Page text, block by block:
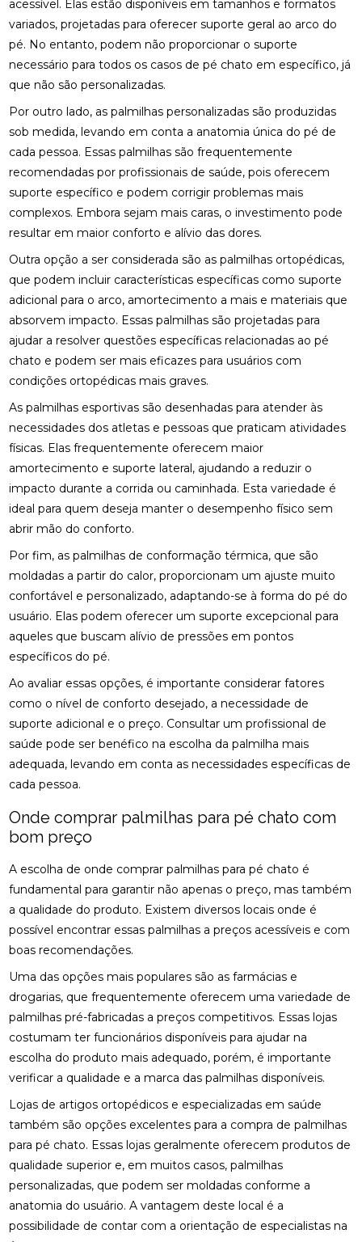
acessível. Elas estão disponíveis em tamanhos e formatos
variados, projetadas para oferecer suporte geral ao arco do
pé. No entanto, podem não proporcionar o suporte
necessário para todos os casos de pé chato em específico, já
que não são personalizadas.
Por outro lado, as palmilhas personalizadas são produzidas
sob medida, levando em conta a anatomia única do pé de
cada pessoa. Essas palmilhas são frequentemente
recomendadas por profissionais de saúde, pois oferecem
suporte específico e podem corrigir problemas mais
complexos. Embora sejam mais caras, o investimento pode
resultar em maior conforto e alívio das dores.
Outra opção a ser considerada são as palmilhas ortopédicas,
que podem incluir características específicas como suporte
adicional para o arco, amortecimento a mais e materiais que
absorvem impacto. Essas palmilhas são projetadas para
ajudar a resolver questões específicas relacionadas ao pé
chato e podem ser mais eficazes para usuários com
condições ortopédicas mais graves.
As palmilhas esportivas são desenhadas para atender às
necessidades dos atletas e pessoas que praticam atividades
físicas. Elas frequentemente oferecem maior
amortecimento e suporte lateral, ajudando a reduzir o
impacto durante a corrida ou caminhada. Esta variedade é
ideal para quem deseja manter o desempenho físico sem
abrir mão do conforto.
Por fim, as palmilhas de conformação térmica, que são
moldadas a partir do calor, proporcionam um ajuste muito
confortável e personalizado, adaptando-se à forma do pé do
usuário. Elas podem oferecer um suporte excepcional para
aqueles que buscam alívio de pressões em pontos
específicos do pé.
Ao avaliar essas opções, é importante considerar fatores
como o nível de conforto desejado, a necessidade de
suporte adicional e o preço. Consultar um profissional de
saúde pode ser benéfico na escolha da palmilha mais
adequada, levando em conta as necessidades específicas de
cada pessoa.
Onde comprar palmilhas para pé chato com
bom preço
A escolha de onde comprar palmilhas para pé chato é
fundamental para garantir não apenas o preço, mas também
a qualidade do produto. Existem diversos locais onde é
possível encontrar essas palmilhas a preços acessíveis e com
boas recomendações.
Uma das opções mais populares são as farmácias e
drogarias, que frequentemente oferecem uma variedade de
palmilhas pré-fabricadas a preços competitivos. Essas lojas
costumam ter funcionários disponíveis para ajudar na
escolha do produto mais adequado, porém, é importante
verificar a qualidade e a marca das palmilhas disponíveis.
Lojas de artigos ortopédicos e especializadas em saúde
também são opções excelentes para a compra de palmilhas
para pé chato. Essas lojas geralmente oferecem produtos de
qualidade superior e, em muitos casos, palmilhas
personalizadas, que podem ser moldadas conforme a
anatomia do usuário. A vantagem deste local é a
possibilidade de contar com a orientação de especialistas na
SOBRE O TEMA
COMO A ACUPUNTURA PODE ALIVIAR A
ENXAQUECA DE FORMA EFICAZ
ENXAQUECA E MELHORAR SUA QUALIDADE DE
VIDA
COMO A ACUPUNTURA PODE ALIVIAR A
ENXAQUECA NATURALMENTE
COMO A CONSULTA COM UM ACUPUNTURISTA
PODE TRANSFORMAR SUA SAÚDE
COMO A FISIOTERAPIA PODE AJUDAR NA
REABILITAÇÃO DO LABIRINTO
COMO A FISIOTERAPIA RESPIRATÓRIA DOMICILIAR
PODE MELHORAR SUA QUALIDADE DE VIDA
COMO A OSTEOPATIA PARA COLUNA PODE
MELHORAR SUA SAÚDE
COMO A OSTEOPATIA PARA COLUNA PODE
TRANSFORMAR SUA SAÚDE
COMO A OSTEOPATIA PODE AJUDAR NA
TRATAMENTO DA HÉRNIA DE DISCO
COMO A OSTEOPATIA PODE ALIVIAR A DOR NO
NERVO CIÁTICO
COMO A OSTEOPATIA RJ PODE MELHORAR SUA
QUALIDADE DE VIDA
COMO A PALMILHA PARA ESPORÃO PODE ALIVIAR
SUAS DORES
COMO A PALMILHA PARA FASCITE PLANTAR PODE
COMO A QUIROPRAXIA PODE AJUDAR NO
TRATAMENTO DA ESCOLIOSE
COMO A QUIROPRAXIA PODE ALIVIAR DORES NO
JOELHO
TRATAMENTO?
MELHORAR SEU CONFORTO
PARA ALÍVIO DAS DORES
COMO ENCONTRAR UM ACUPUNTURISTA
COMO ESCOLHER A PALMILHA IDEAL PARA PÉ
CHATO E MELHORAR SEU CONFORTO
PARA SUAS NECESSIDADES DE SAÚDE
COMO ESCOLHER O MELHOR ACUPUNTURISTA
PARA VOCÊ
COMO FUNCIONA A CONSULTA COM UM
ACUPUNTURISTA E O QUE ESPERAR
CLÍNICA?